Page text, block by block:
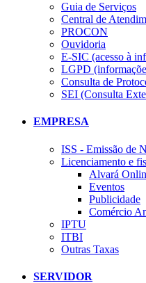
Guia de Serviços
Central de
PROCON
Ouvidoria
E-SIC (acesso à
LGPD
Consulta de
SEI (Consulta
EMPRESA
ISS - Emissão de
Licenciamento e
Alvará
Eventos
Publicidade
Comércio
IPTU
ITBI
Outras Taxas
SERVIDOR